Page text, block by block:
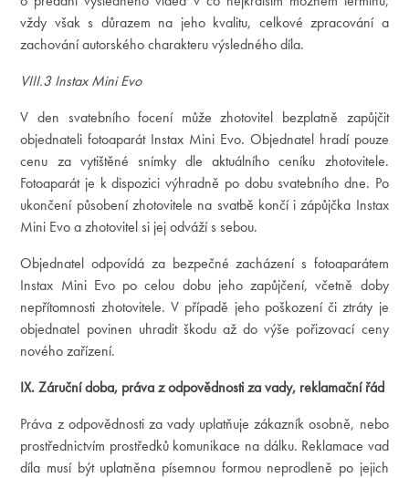
vždy však s důrazem na jeho kvalitu, celkové zpracování a
zachování autorského charakteru výsledného díla.
VIII.3 Instax Mini Evo
V den svatebního focení může zhotovitel bezplatně zapůjčit
objednateli fotoaparát Instax Mini Evo. Objednatel hradí pouze
cenu za vytištěné snímky dle aktuálního ceníku zhotovitele.
Fotoaparát je k dispozici výhradně po dobu svatebního dne. Po
ukončení působení zhotovitele na svatbě končí i zápůjčka Instax
Mini Evo a zhotovitel si jej odváží s sebou.
Objednatel odpovídá za bezpečné zacházení s fotoaparátem
Instax Mini Evo po celou dobu jeho zapůjčení, včetně doby
nepřítomnosti zhotovitele. V případě jeho poškození či ztráty je
objednatel povinen uhradit škodu až do výše pořizovací ceny
nového zařízení.
IX. Záruční doba, práva z odpovědnosti za vady, reklamační řád
Práva z odpovědnosti za vady uplatňuje zákazník osobně, nebo
prostřednictvím prostředků komunikace na dálku. Reklamace vad
díla musí být uplatněna písemnou formou neprodleně po jejich